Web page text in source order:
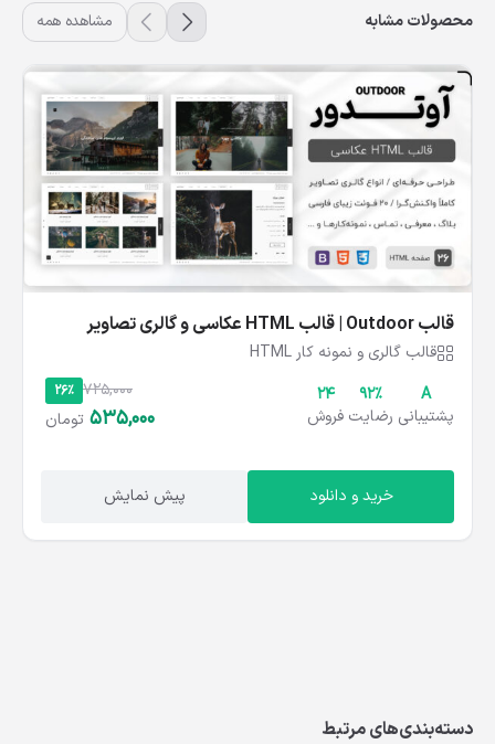
محصولات مشابه مشاهده همه
قالب Outdoor | قالب HTML عکاسی و گالری تصاویر
آوتدور
قالب گالری و نمونه کار HTML
A
پشتیبانی
۹۲%
رضایت
24
فروش
26% 725,000
535,000 تومان
خرید و دانلود پیش نمایش
دسته‌بندی‌های مرتبط